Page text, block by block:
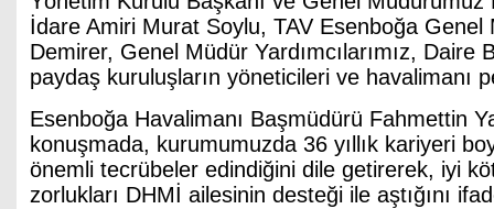
İdare Amiri Murat Soylu, TAV Esenboğa Genel
Demirer, Genel Müdür Yardımcılarımız, Daire
paydaş kuruluşların yöneticileri ve havalimanı
Esenboğa Havalimanı Başmüdürü Fahmettin
konuşmada, kurumumuzda 36 yıllık kariyeri
önemli tecrübeler edindiğini dile getirerek, iyi
zorlukları DHMİ ailesinin desteği ile aştığını